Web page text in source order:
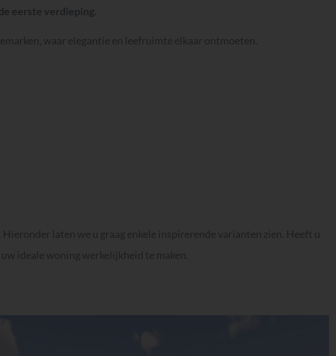
eerste verdieping.
, waar elegantie en leefruimte elkaar ontmoeten.
laten we u graag enkele inspirerende varianten zien. Heeft u
ideale woning werkelijkheid te maken.